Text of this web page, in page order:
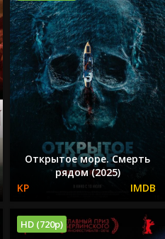
Открытое море. Смерть
рядом (2025)
HD (720p)